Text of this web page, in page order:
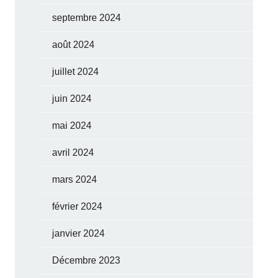
septembre 2024
août 2024
juillet 2024
juin 2024
mai 2024
avril 2024
mars 2024
février 2024
janvier 2024
Décembre 2023